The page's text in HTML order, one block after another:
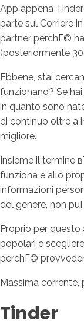
App appena
parte sul Corriere
partner perchГ©
(posteriormente
Ebbene, stai
funzionano? Se
in quanto sono
di continuo oltre a
migliore.
Insieme il termine
funziona e allo
informazioni
del genere, non
Proprio per questo
popolari e
perchГ©
Massima
Tinder